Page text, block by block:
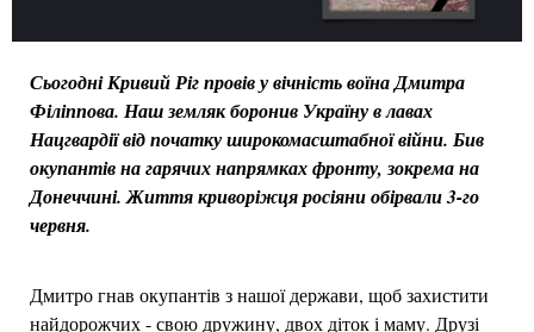
Сьогодні Кривий Ріг провів у вічність воїна Дмитра
Філіппова. Наш земляк боронив Україну в лавах
Нацгвардії від початку широкомасштабної війни. Бив
окупантів на гарячих напрямках фронту, зокрема на
Донеччині. Життя криворіжця росіяни обірвали 3-го
червня.
Дмитро гнав окупантів з нашої держави, щоб захистити
найдорожчих - свою дружину, двох діток і маму. Друзі